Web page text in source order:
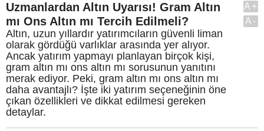
Uzmanlardan Altın Uyarısı! Gram Altın
mı Ons Altın mı Tercih Edilmeli?
Altın, uzun yıllardır yatırımcıların güvenli liman
olarak gördüğü varlıklar arasında yer alıyor.
Ancak yatırım yapmayı planlayan birçok kişi,
gram altın mı ons altın mı sorusunun yanıtını
merak ediyor. Peki, gram altın mı ons altın mı
daha avantajlı? İşte iki yatırım seçeneğinin öne
çıkan özellikleri ve dikkat edilmesi gereken
detaylar.
A+
A-